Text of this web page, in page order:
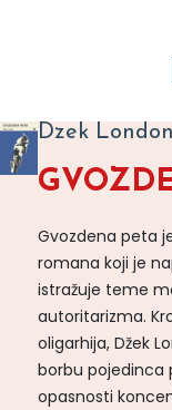
Dzek London
Gvozdena peta
romana koji je
istražuje teme
autoritarizma.
oligarhija, Džek
borbu pojedinca
opasnosti